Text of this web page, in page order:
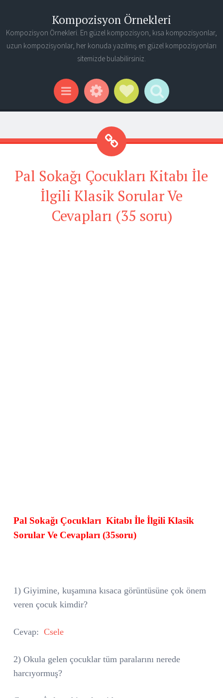
Kompozisyon Örnekleri
Kompozisyon Örnekleri. En güzel kompozisyon, kısa kompozisyonlar,
uzun kompozisyonlar, her konuda yazılmış en güzel kompozisyonları
sitemizde bulabilirsiniz.
Menu WidgetsSocial Links
Search
Pal Sokağı Çocukları Kitabı İle
İlgili Klasik Sorular Ve
Cevapları (35 soru)
Pal Sokağı Çocukları Kitabı İle İlgili Klasik
Sorular Ve Cevapları (35soru)
1) Giyimine, kuşamına kısaca görüntüsüne çok önem
veren çocuk kimdir?
Cevap: Csele
2) Okula gelen çocuklar tüm paralarını nerede
harcıyormuş?